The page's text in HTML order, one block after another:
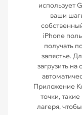
использует
ваши
iPhone
получать
запястье.
загрузить
Приложение
точки,
лагеря,